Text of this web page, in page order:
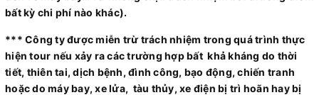
bất kỳ chi phí nào khác).
*** Công ty được miễn trừ trách nhiệm trong quá trình thực
hiện tour nếu xảy ra các trường hợp bất khả kháng do thời
tiết, thiên tai, dịch bệnh, đình công, bạo động, chiến tranh
hoặc do máy bay, xe lửa, tàu thủy, xe điện bị trì hoãn hay bị